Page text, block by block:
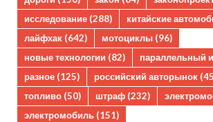
исследование (288) китайские
лайфхак (642) мотоциклы (96)
новые технологии (82) параллельный
разное (125) российский авторынок
топливо (50) штраф (232)
электромобиль (151)